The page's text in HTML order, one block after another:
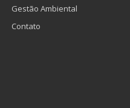
Gestão Ambiental
Contato